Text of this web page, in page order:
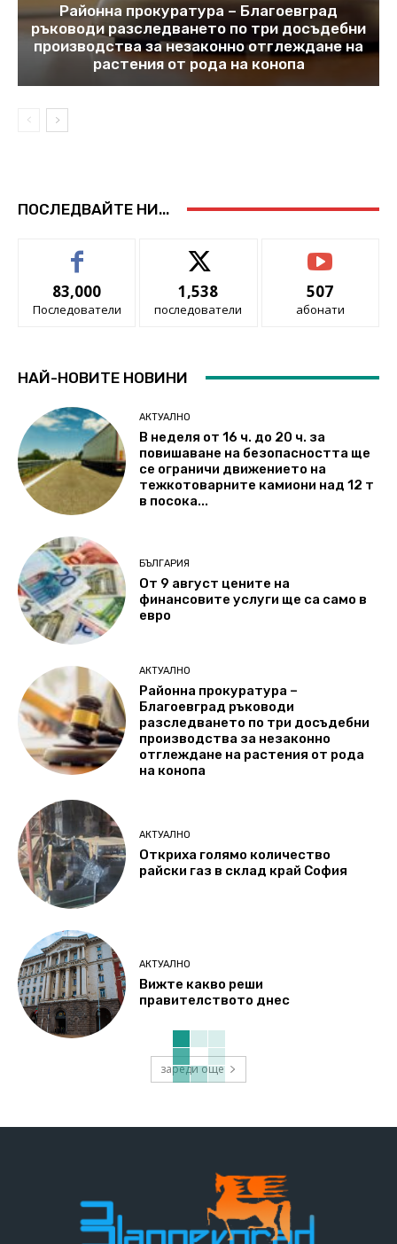
Районна прокуратура – Благоевград
ръководи разследването по три досъдебни
производства за незаконно отглеждане на
растения от рода на конопа
ПОСЛЕДВАЙТЕ НИ...
83,000
Последователи
1,538
последователи
507
абонати
НАЙ-НОВИТЕ НОВИНИ
АКТУАЛНО
В неделя от 16 ч. до 20 ч. за
повишаване на безопасността ще
се ограничи движението на
тежкотоварните камиони над 12 т
в посока...
БЪЛГАРИЯ
От 9 август цените на
финансовите услуги ще са само в
евро
АКТУАЛНО
Районна прокуратура –
Благоевград ръководи
разследването по три досъдебни
производства за незаконно
отглеждане на растения от рода
на конопа
АКТУАЛНО
Откриха голямо количество
райски газ в склад край София
АКТУАЛНО
Вижте какво реши
правителството днес
зареди още